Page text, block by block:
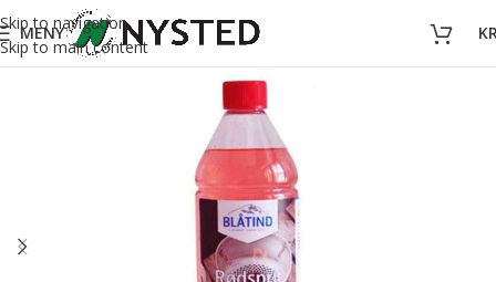
Skip to navigation
Skip to main content
MENY